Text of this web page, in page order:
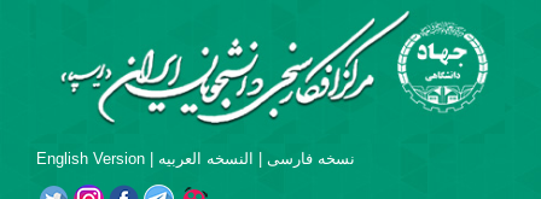
نسخه فارسی النسخه العربیه English Version